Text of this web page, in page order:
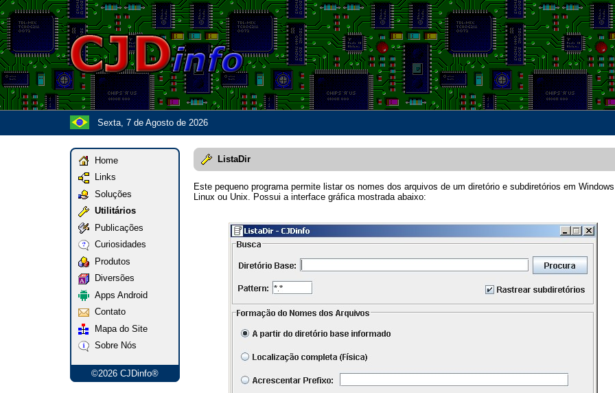
Sexta, 7 de Agosto de 2026
Home
Links
Soluções
Utilitários
Publicações
Curiosidades
Produtos
Diversões
Apps Android
Contato
Mapa do Site
Sobre Nós
©2026 CJDinfo®
ListaDir
Este pequeno programa permite listar os nomes dos arquivos de um diretório e subdiretórios em
Linux ou Unix. Possui a interface gráfica mostrada abaixo: